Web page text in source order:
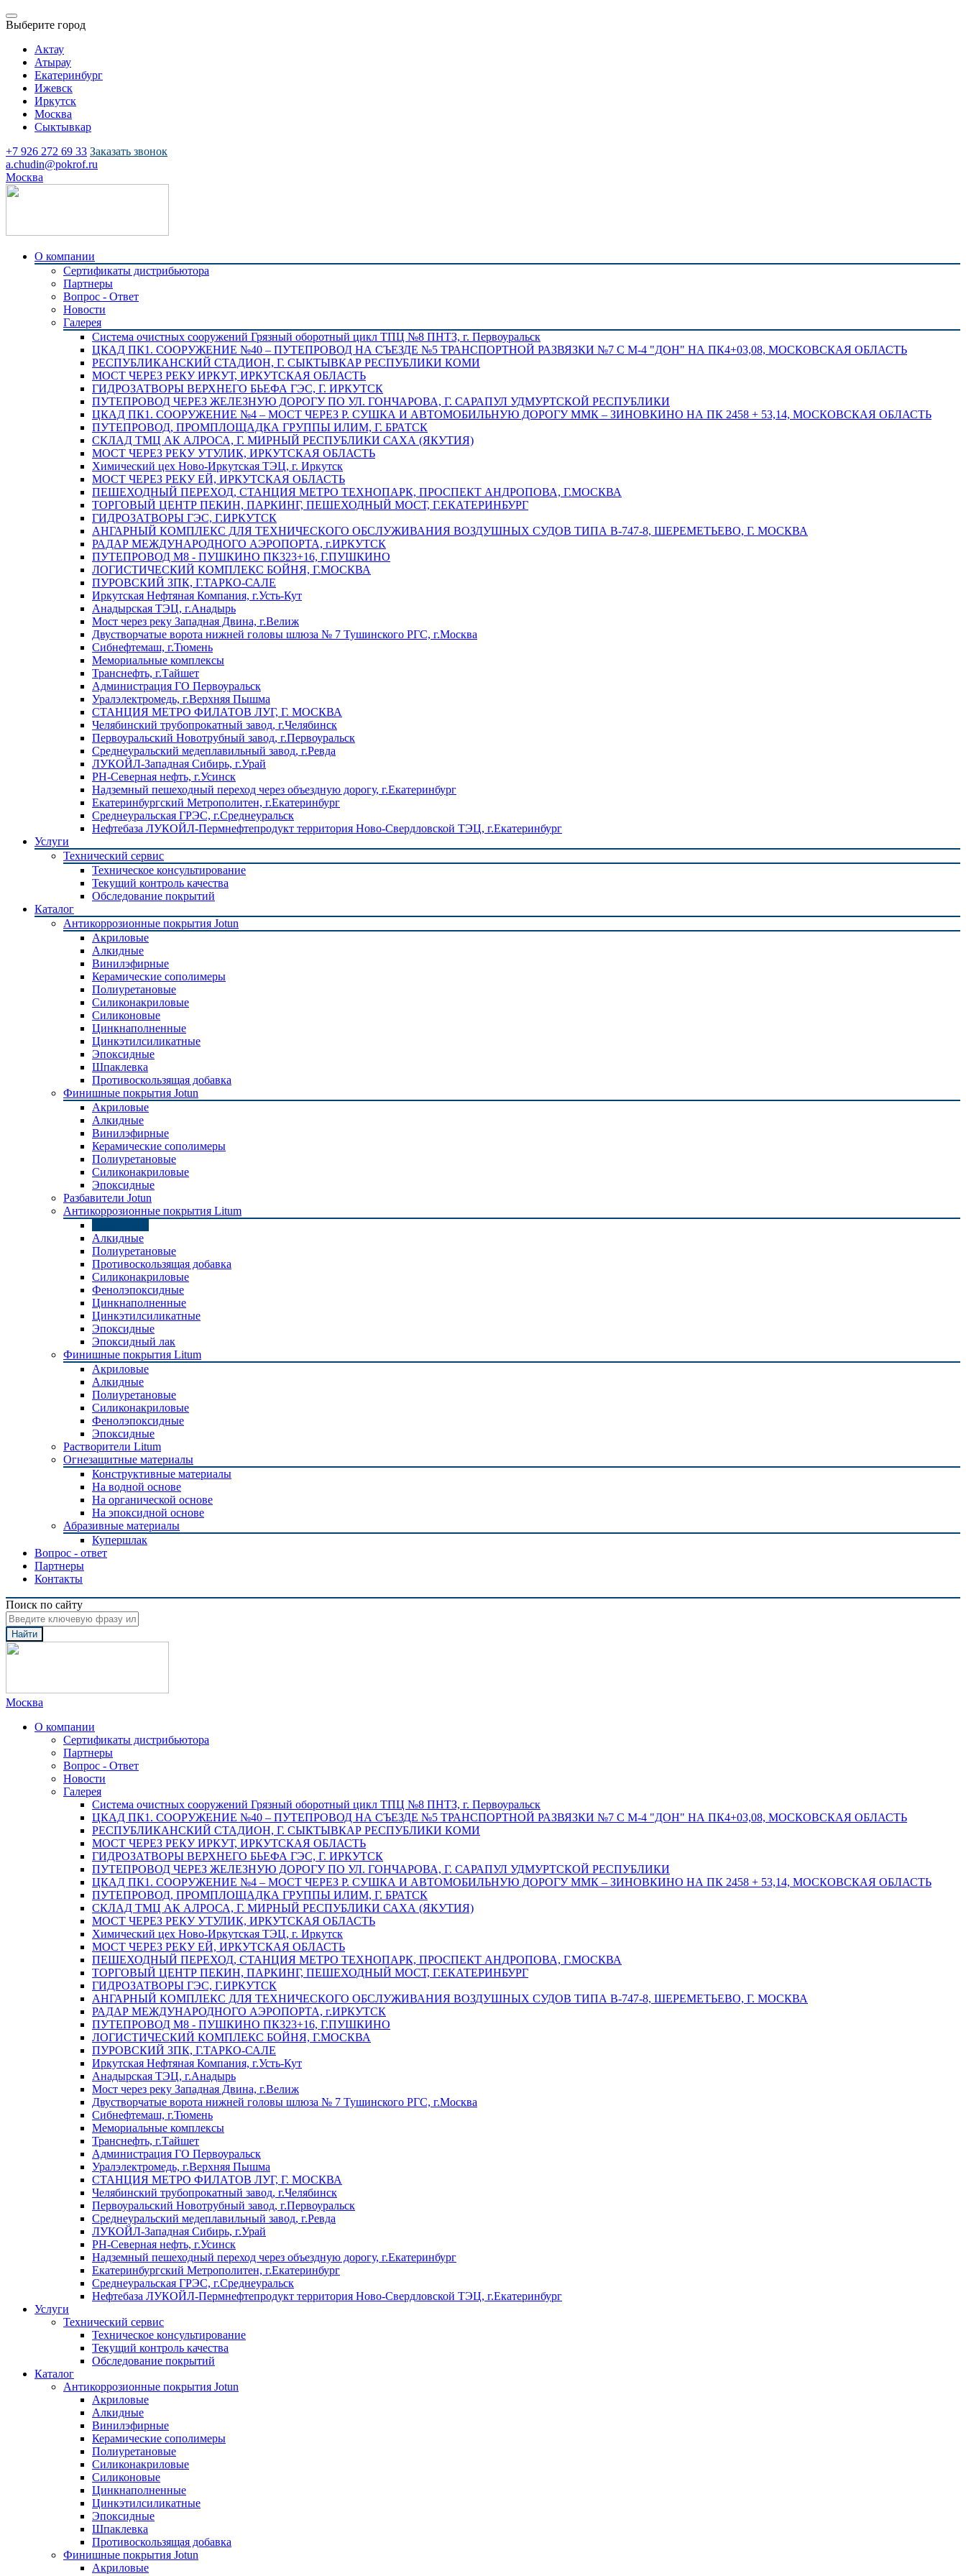
Выберите город
Актау
Атырау
Екатеринбург
Ижевск
Иркутск
Москва
Сыктывкар
+7 926 272 69 33 Заказать звонок
a.chudin@pokrof.ru
Москва
О компании
Сертификаты дистрибьютора
Партнеры
Вопрос - Ответ
Новости
Галерея
Система очистных сооружений Грязный оборотный цикл ТПЦ №8 ПНТЗ, г. Первоуральск
ЦКАД ПК1. СООРУЖЕНИЕ №40 – ПУТЕПРОВОД НА СЪЕЗДЕ №5 ТРАНСПОРТНОЙ РАЗВЯЗКИ №7 С М-4 "ДОН" НА ПК4+03,08, МОСКОВСКАЯ ОБЛАСТЬ
РЕСПУБЛИКАНСКИЙ СТАДИОН, Г. СЫКТЫВКАР РЕСПУБЛИКИ КОМИ
МОСТ ЧЕРЕЗ РЕКУ ИРКУТ, ИРКУТСКАЯ ОБЛАСТЬ
ГИДРОЗАТВОРЫ ВЕРХНЕГО БЬЕФА ГЭС, Г. ИРКУТСК
ПУТЕПРОВОД ЧЕРЕЗ ЖЕЛЕЗНУЮ ДОРОГУ ПО УЛ. ГОНЧАРОВА, Г. САРАПУЛ УДМУРТСКОЙ РЕСПУБЛИКИ
ЦКАД ПК1. СООРУЖЕНИЕ №4 – МОСТ ЧЕРЕЗ Р. СУШКА И АВТОМОБИЛЬНУЮ ДОРОГУ ММК – ЗИНОВКИНО НА ПК 2458 + 53,14, МОСКОВСКАЯ ОБЛАСТЬ
ПУТЕПРОВОД, ПРОМПЛОЩАДКА ГРУППЫ ИЛИМ, Г. БРАТСК
СКЛАД ТМЦ АК АЛРОСА, Г. МИРНЫЙ РЕСПУБЛИКИ САХА (ЯКУТИЯ)
МОСТ ЧЕРЕЗ РЕКУ УТУЛИК, ИРКУТСКАЯ ОБЛАСТЬ
Химический цех Ново-Иркутская ТЭЦ, г. Иркутск
МОСТ ЧЕРЕЗ РЕКУ ЕЙ, ИРКУТСКАЯ ОБЛАСТЬ
ПЕШЕХОДНЫЙ ПЕРЕХОД, СТАНЦИЯ МЕТРО ТЕХНОПАРК, ПРОСПЕКТ АНДРОПОВА, Г.МОСКВА
ТОРГОВЫЙ ЦЕНТР ПЕКИН, ПАРКИНГ, ПЕШЕХОДНЫЙ МОСТ, Г.ЕКАТЕРИНБУРГ
ГИДРОЗАТВОРЫ ГЭС, Г.ИРКУТСК
АНГАРНЫЙ КОМПЛЕКС ДЛЯ ТЕХНИЧЕСКОГО ОБСЛУЖИВАНИЯ ВОЗДУШНЫХ СУДОВ ТИПА В-747-8, ШЕРЕМЕТЬЕВО, Г. МОСКВА
РАДАР МЕЖДУНАРОДНОГО АЭРОПОРТА, г.ИРКУТСК
ПУТЕПРОВОД М8 - ПУШКИНО ПК323+16, Г.ПУШКИНО
ЛОГИСТИЧЕСКИЙ КОМПЛЕКС БОЙНЯ, Г.МОСКВА
ПУРОВСКИЙ ЗПК, Г.ТАРКО-САЛЕ
Иркутская Нефтяная Компания, г.Усть-Кут
Анадырская ТЭЦ, г.Анадырь
Мост через реку Западная Двина, г.Велиж
Двустворчатые ворота нижней головы шлюза № 7 Тушинского РГС, г.Москва
Сибнефтемаш, г.Тюмень
Мемориальные комплексы
Транснефть, г.Тайшет
Администрация ГО Первоуральск
Уралэлектромедь, г.Верхняя Пышма
СТАНЦИЯ МЕТРО ФИЛАТОВ ЛУГ, Г. МОСКВА
Челябинский трубопрокатный завод, г.Челябинск
Первоуральский Новотрубный завод, г.Первоуральск
Среднеуральский медеплавильный завод, г.Ревда
ЛУКОЙЛ-Западная Сибирь, г.Урай
РН-Северная нефть, г.Усинск
Надземный пешеходный переход через объездную дорогу, г.Екатеринбург
Екатеринбургский Метрополитен, г.Екатеринбург
Среднеуральская ГРЭС, г.Среднеуральск
Нефтебаза ЛУКОЙЛ-Пермнефтепродукт территория Ново-Свердловской ТЭЦ, г.Екатеринбург
Услуги
Технический сервис
Техническое консультирование
Текущий контроль качества
Обследование покрытий
Каталог
Антикоррозионные покрытия Jotun
Акриловые
Алкидные
Винилэфирные
Керамические сополимеры
Полиуретановые
Силиконакриловые
Силиконовые
Цинкнаполненные
Цинкэтилсиликатные
Эпоксидные
Шпаклевка
Противоскользящая добавка
Финишные покрытия Jotun
Акриловые
Алкидные
Винилэфирные
Керамические сополимеры
Полиуретановые
Силиконакриловые
Эпоксидные
Разбавители Jotun
Антикоррозионные покрытия Litum
Алкидные
Полиуретановые
Противоскользящая добавка
Силиконакриловые
Фенолэпоксидные
Цинкнаполненные
Цинкэтилсиликатные
Эпоксидные
Эпоксидный лак
Финишные покрытия Litum
Акриловые
Алкидные
Полиуретановые
Силиконакриловые
Фенолэпоксидные
Эпоксидные
Растворители Litum
Огнезащитные материалы
Конструктивные материалы
На водной основе
На органической основе
На эпоксидной основе
Абразивные материалы
Купершлак
Вопрос - ответ
Партнеры
Контакты
Поиск по сайту
Найти
Москва
О компании
Сертификаты дистрибьютора
Партнеры
Вопрос - Ответ
Новости
Галерея
Система очистных сооружений Грязный оборотный цикл ТПЦ №8 ПНТЗ, г. Первоуральск
ЦКАД ПК1. СООРУЖЕНИЕ №40 – ПУТЕПРОВОД НА СЪЕЗДЕ №5 ТРАНСПОРТНОЙ РАЗВЯЗКИ №7 С М-4 "ДОН" НА ПК4+03,08, МОСКОВСКАЯ ОБЛАСТЬ
РЕСПУБЛИКАНСКИЙ СТАДИОН, Г. СЫКТЫВКАР РЕСПУБЛИКИ КОМИ
МОСТ ЧЕРЕЗ РЕКУ ИРКУТ, ИРКУТСКАЯ ОБЛАСТЬ
ГИДРОЗАТВОРЫ ВЕРХНЕГО БЬЕФА ГЭС, Г. ИРКУТСК
ПУТЕПРОВОД ЧЕРЕЗ ЖЕЛЕЗНУЮ ДОРОГУ ПО УЛ. ГОНЧАРОВА, Г. САРАПУЛ УДМУРТСКОЙ РЕСПУБЛИКИ
ЦКАД ПК1. СООРУЖЕНИЕ №4 – МОСТ ЧЕРЕЗ Р. СУШКА И АВТОМОБИЛЬНУЮ ДОРОГУ ММК – ЗИНОВКИНО НА ПК 2458 + 53,14, МОСКОВСКАЯ ОБЛАСТЬ
ПУТЕПРОВОД, ПРОМПЛОЩАДКА ГРУППЫ ИЛИМ, Г. БРАТСК
СКЛАД ТМЦ АК АЛРОСА, Г. МИРНЫЙ РЕСПУБЛИКИ САХА (ЯКУТИЯ)
МОСТ ЧЕРЕЗ РЕКУ УТУЛИК, ИРКУТСКАЯ ОБЛАСТЬ
Химический цех Ново-Иркутская ТЭЦ, г. Иркутск
МОСТ ЧЕРЕЗ РЕКУ ЕЙ, ИРКУТСКАЯ ОБЛАСТЬ
ПЕШЕХОДНЫЙ ПЕРЕХОД, СТАНЦИЯ МЕТРО ТЕХНОПАРК, ПРОСПЕКТ АНДРОПОВА, Г.МОСКВА
ТОРГОВЫЙ ЦЕНТР ПЕКИН, ПАРКИНГ, ПЕШЕХОДНЫЙ МОСТ, Г.ЕКАТЕРИНБУРГ
ГИДРОЗАТВОРЫ ГЭС, Г.ИРКУТСК
АНГАРНЫЙ КОМПЛЕКС ДЛЯ ТЕХНИЧЕСКОГО ОБСЛУЖИВАНИЯ ВОЗДУШНЫХ СУДОВ ТИПА В-747-8, ШЕРЕМЕТЬЕВО, Г. МОСКВА
РАДАР МЕЖДУНАРОДНОГО АЭРОПОРТА, г.ИРКУТСК
ПУТЕПРОВОД М8 - ПУШКИНО ПК323+16, Г.ПУШКИНО
ЛОГИСТИЧЕСКИЙ КОМПЛЕКС БОЙНЯ, Г.МОСКВА
ПУРОВСКИЙ ЗПК, Г.ТАРКО-САЛЕ
Иркутская Нефтяная Компания, г.Усть-Кут
Анадырская ТЭЦ, г.Анадырь
Мост через реку Западная Двина, г.Велиж
Двустворчатые ворота нижней головы шлюза № 7 Тушинского РГС, г.Москва
Сибнефтемаш, г.Тюмень
Мемориальные комплексы
Транснефть, г.Тайшет
Администрация ГО Первоуральск
Уралэлектромедь, г.Верхняя Пышма
СТАНЦИЯ МЕТРО ФИЛАТОВ ЛУГ, Г. МОСКВА
Челябинский трубопрокатный завод, г.Челябинск
Первоуральский Новотрубный завод, г.Первоуральск
Среднеуральский медеплавильный завод, г.Ревда
ЛУКОЙЛ-Западная Сибирь, г.Урай
РН-Северная нефть, г.Усинск
Надземный пешеходный переход через объездную дорогу, г.Екатеринбург
Екатеринбургский Метрополитен, г.Екатеринбург
Среднеуральская ГРЭС, г.Среднеуральск
Нефтебаза ЛУКОЙЛ-Пермнефтепродукт территория Ново-Свердловской ТЭЦ, г.Екатеринбург
Услуги
Технический сервис
Техническое консультирование
Текущий контроль качества
Обследование покрытий
Каталог
Антикоррозионные покрытия Jotun
Акриловые
Алкидные
Винилэфирные
Керамические сополимеры
Полиуретановые
Силиконакриловые
Силиконовые
Цинкнаполненные
Цинкэтилсиликатные
Эпоксидные
Шпаклевка
Противоскользящая добавка
Финишные покрытия Jotun
Акриловые